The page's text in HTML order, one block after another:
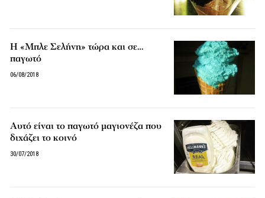
Η «Μπλε Σελήνη» τώρα και σε…
παγωτό
06/08/2018
Αυτό είναι το παγωτό μαγιονέζα που
διχάζει το κοινό
30/07/2018